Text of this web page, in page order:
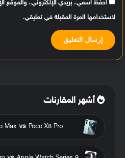
احفظ اسمي، بريدي الإلكتروني، والموقع
لاستخدامها المرة المقبلة في تعليقي.
أشهر المقارنات
Poco X8 Pro
vs
Max